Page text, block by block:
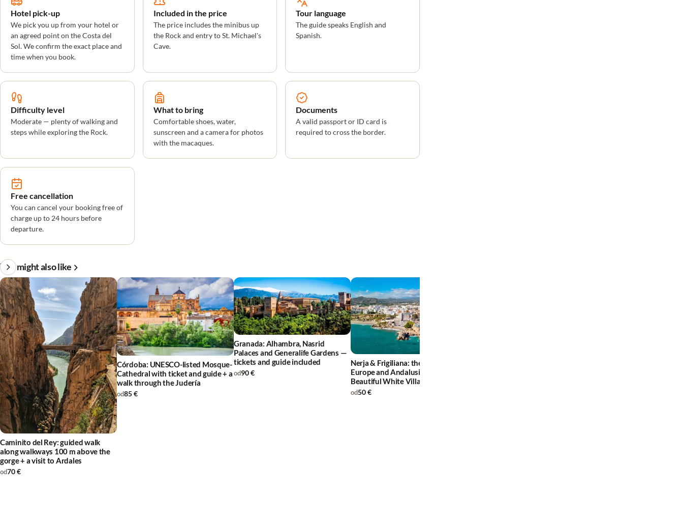
Hotel pick-up
We pick you up from your hotel or
an agreed point on the Costa del
Sol. We confirm the exact place and
time when you book.
Included in the price
The price includes the minibus up
the Rock and entry to St. Michael's
Cave.
Tour language
The guide speaks English and
Spanish.
Difficulty level
Moderate — plenty of walking and
steps while exploring the Rock.
What to bring
Comfortable shoes, water,
sunscreen and a camera for photos
with the macaques.
Documents
A valid passport or ID card is
required to cross the border.
Free cancellation
You can cancel your booking free of
charge up to 24 hours before
departure.
You might also like
Caminito del Rey: guided walk
along walkways 100 m above the
gorge + a visit to Ardales
od70 €
Córdoba: UNESCO-listed Mosque-
Cathedral with ticket and guide + a
walk through the Judería
od85 €
Granada: Alhambra, Nasrid
Palaces and Generalife Gardens —
tickets and guide included
od90 €
Nerja & Frigiliana: the Balcony of
Europe and Andalusia's Most
Beautiful White Village in One Day
od50 €